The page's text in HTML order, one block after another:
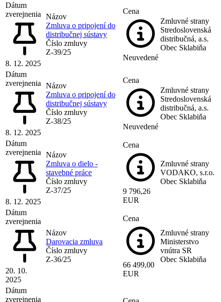
Dátum
zverejnenia
8. 12. 2025
Názov
Zmluva o pripojení do
distribučnej sústavy
Číslo zmluvy
Z-39/25
Cena
Neuvedené
Zmluvné strany
Stredoslovenská
distribučná, a.s.
Obec Sklabiňa
Dátum
zverejnenia
8. 12. 2025
Názov
Zmluva o pripojení do
distribučnej sústavy
Číslo zmluvy
Z-38/25
Cena
Neuvedené
Zmluvné strany
Stredoslovenská
distribučná, a.s.
Obec Sklabiňa
Dátum
zverejnenia
8. 12. 2025
Názov
Zmluva o dielo -
stavebné práce
Číslo zmluvy
Z-37/25
Cena
9 796,26
EUR
Zmluvné strany
VODAKO, s.r.o.
Obec Sklabiňa
Dátum
zverejnenia
20. 10.
2025
Názov
Darovacia zmluva
Číslo zmluvy
Z-36/25
Cena
66 499,00
EUR
Zmluvné strany
Ministerstvo
vnútra SR
Obec Sklabiňa
Dátum
zverejnenia